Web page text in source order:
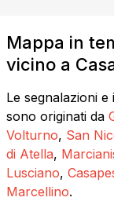
Mappa in
vicino a
Le segnalazioni
sono originati da
Volturno, San
di Atella,
Lusciano,
Marcellino.